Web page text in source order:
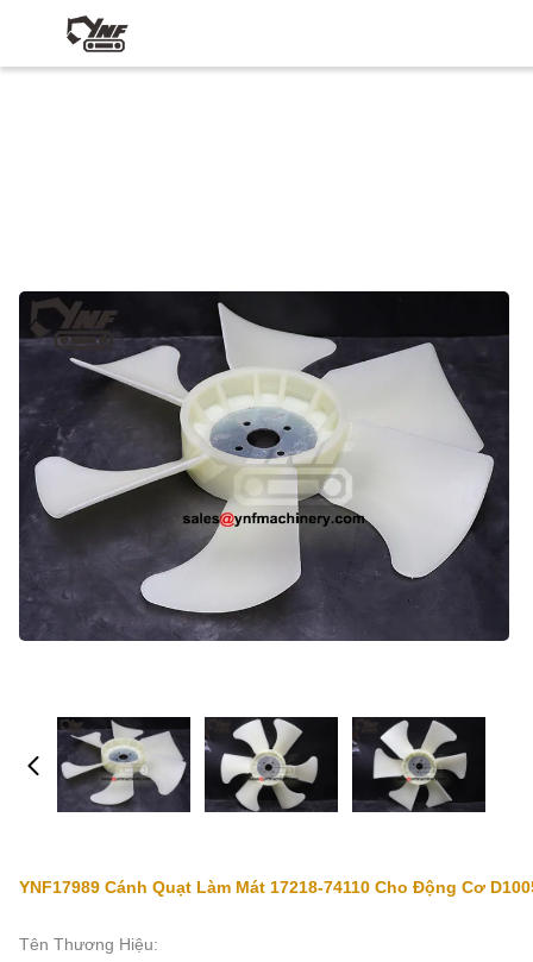
YNF17989 Cánh Quạt Làm Mát 17218-74110 Cho Động Cơ
Tên Thương Hiệu: